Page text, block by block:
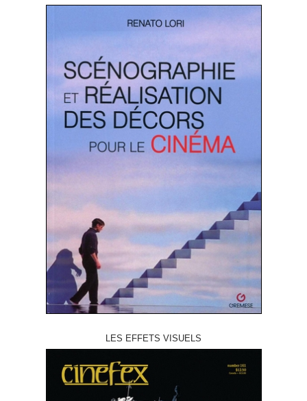
LES EFFETS VISUELS